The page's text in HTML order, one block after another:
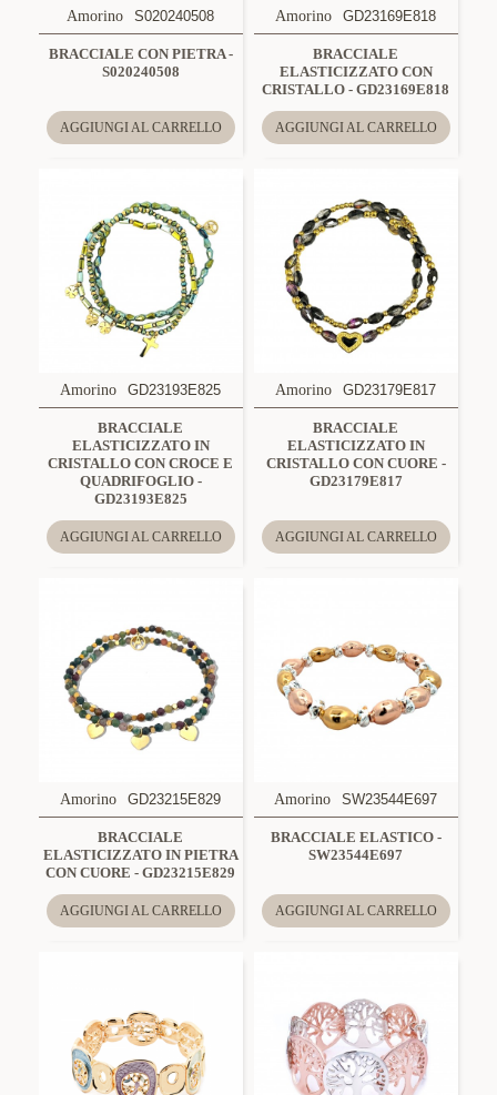
Amorino S020240508
BRACCIALE CON PIETRA -
S020240508
AGGIUNGI AL CARRELLO
Amorino GD23169E818
BRACCIALE
ELASTICIZZATO CON
CRISTALLO - GD23169E818
AGGIUNGI AL CARRELLO
Amorino GD23193E825
BRACCIALE
ELASTICIZZATO IN
CRISTALLO CON CROCE E
QUADRIFOGLIO -
GD23193E825
AGGIUNGI AL CARRELLO
Amorino GD23179E817
BRACCIALE
ELASTICIZZATO IN
CRISTALLO CON CUORE -
GD23179E817
AGGIUNGI AL CARRELLO
Amorino GD23215E829
BRACCIALE
ELASTICIZZATO IN PIETRA
CON CUORE - GD23215E829
AGGIUNGI AL CARRELLO
Amorino SW23544E697
BRACCIALE ELASTICO -
SW23544E697
AGGIUNGI AL CARRELLO